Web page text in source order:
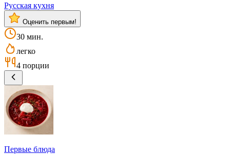
Русская кухня
Оценить первым!
30 мин.
легко
4 порции
Первые блюда